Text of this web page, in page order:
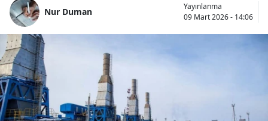
Nur Duman
Yayınlanma
09 Mart 2026 - 14:06